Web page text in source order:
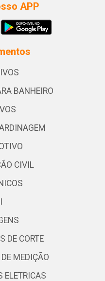
APP
BANHEIRO
CIVIL
DE CORTE
MEDIÇÃO
ELETRICAS